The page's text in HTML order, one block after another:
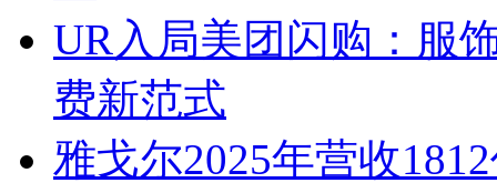
UR入局美团闪购：服
费新范式
雅戈尔2025年营收